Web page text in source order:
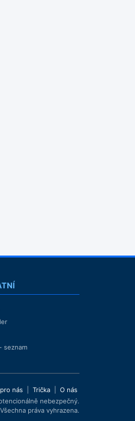
seznam
nás Trička
O nás
nebezpečný.
práva vyhrazena.